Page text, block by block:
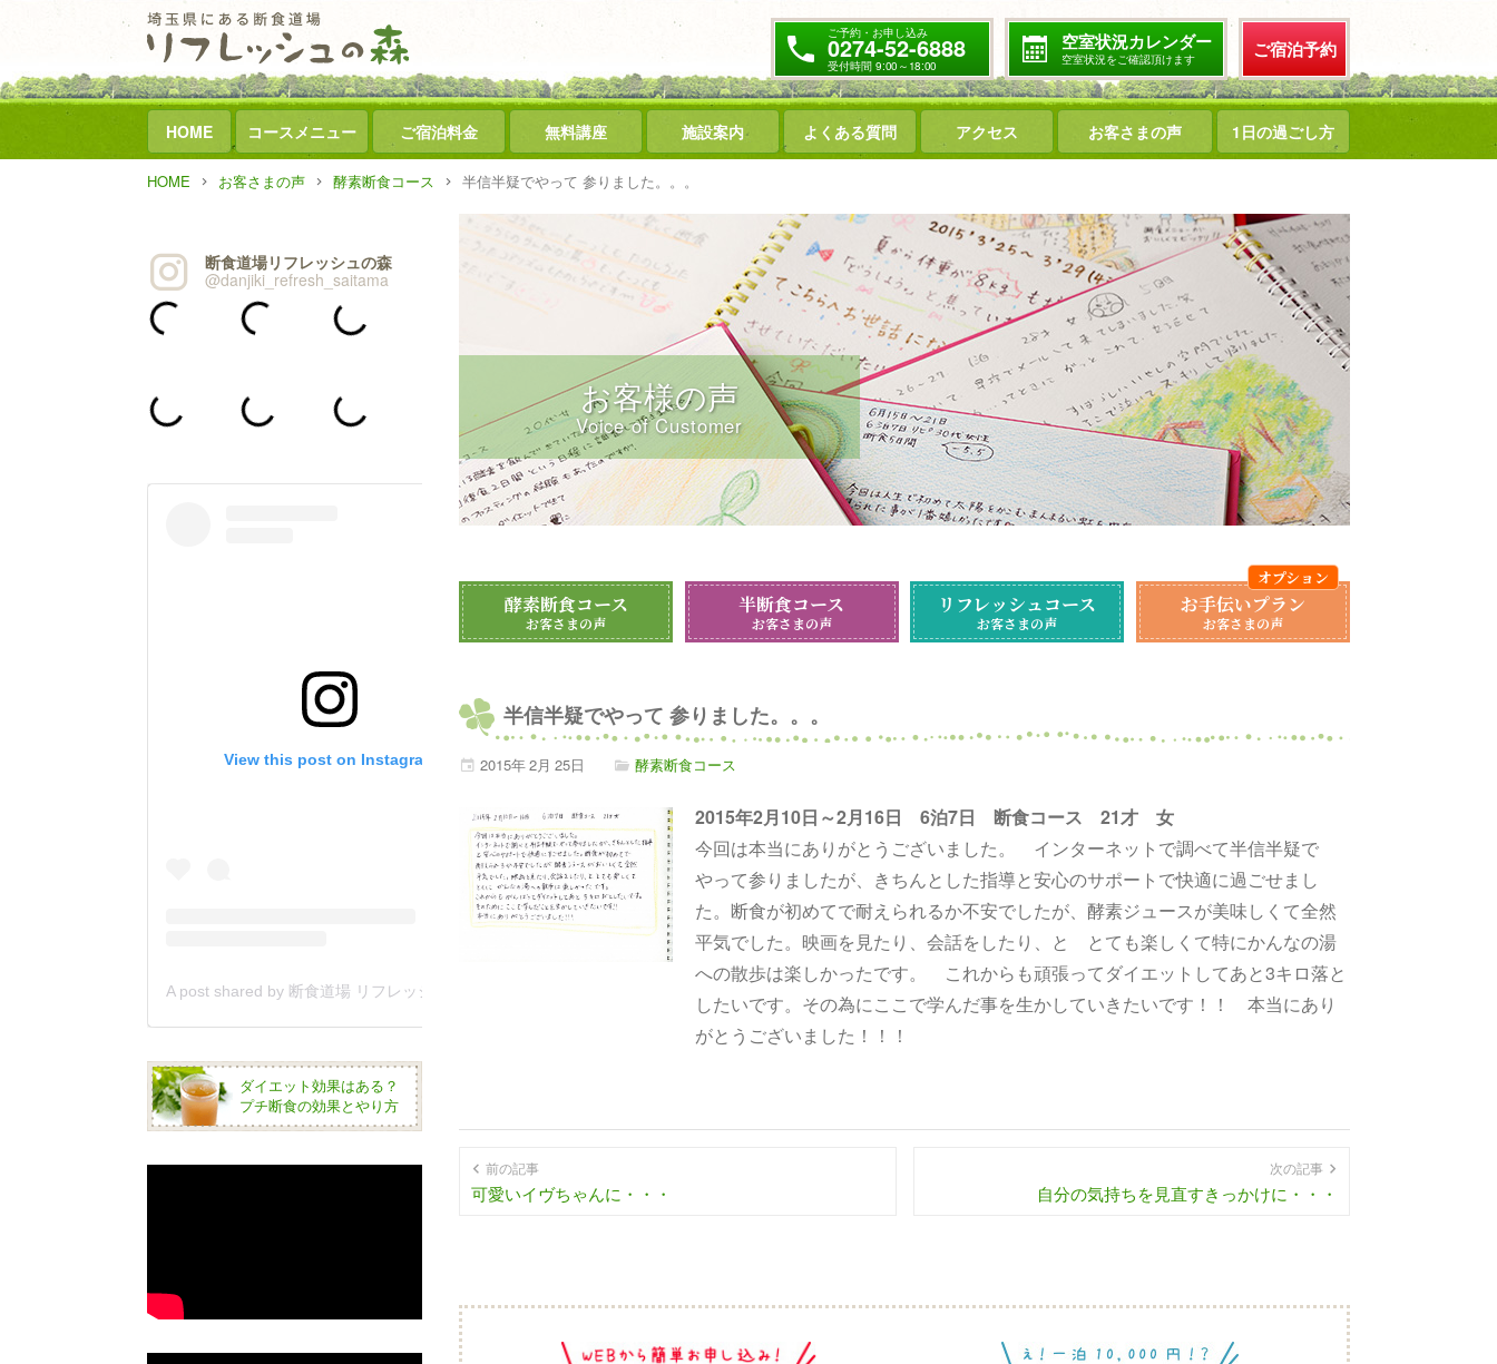
ご予約・お申し込み
0274-52-6888
受付時間 9:00～18:00
空室状況カレンダー
空室状況をご確認頂けます ご宿泊予約
HOME コースメニュー ご宿泊料金 無料講座 施設案内 よくある質問 アクセス お客さまの声 1日の過ごし方
HOME お客さまの声 酵素断食コース 半信半疑でやって 参りました。。。
お客様の声
Voice of Customer
酵素断食コース
お客さまの声
半断食コース
お客さまの声
リフレッシュコース
お客さまの声
お手伝いプラン
お客さまの声
半信半疑でやって 参りました。。。
2015年2月 25日 酵素断食コース
2015年2月10日～2月16日 6泊7日 断食コース 21才 女
今回は本当にありがとうございました。 インターネットで調べて半信半疑で
やって参りましたが、きちんとした指導と安心のサポートで快適に過ごせまし
た。断食が初めてで耐えられるか不安でしたが、酵素ジュースが美味しくて全然
平気でした。映画を見たり、会話をしたり、と とても楽しくて特にかんなの湯
への散歩は楽しかったです。 これからも頑張ってダイエットしてあと3キロ落と
したいです。その為にここで学んだ事を生かしていきたいです！！ 本当にあり
がとうございました！！！
前の記事
可愛いイヴちゃんに・・・
次の記事
自分の気持ちを見直すきっかけに・・・
断食道場リフレッシュの森
@danjiki_refresh_saitama
View this post on Instagram
ダイエット効果はある？
プチ断食の効果とやり方